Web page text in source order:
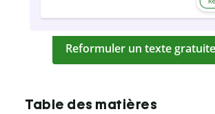
Reformuler un texte
Table des matières